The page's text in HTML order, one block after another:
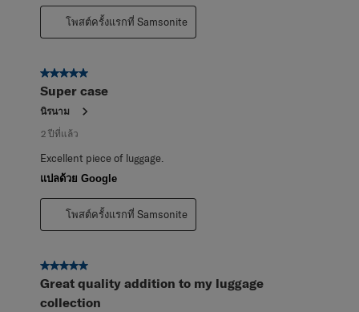
โพสต์ครั้งแรกที่ Samsonite
5 จาก 5 ดาว
Super case
นิรนาม
2 ปีที่แล้ว
Excellent piece of luggage.
แปลด้วย Google
โพสต์ครั้งแรกที่ Samsonite
5 จาก 5 ดาว
Great quality addition to my luggage
collection